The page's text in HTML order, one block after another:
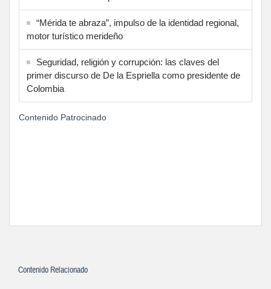
“Mérida te abraza”, impulso de la identidad regional,
motor turístico merideño
Seguridad, religión y corrupción: las claves del
primer discurso de De la Espriella como presidente de
Colombia
Contenido Patrocinado
Contenido Relacionado